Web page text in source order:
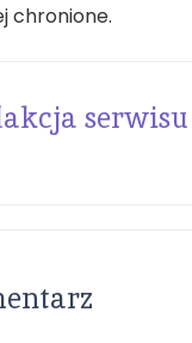
chronione.
serwisu